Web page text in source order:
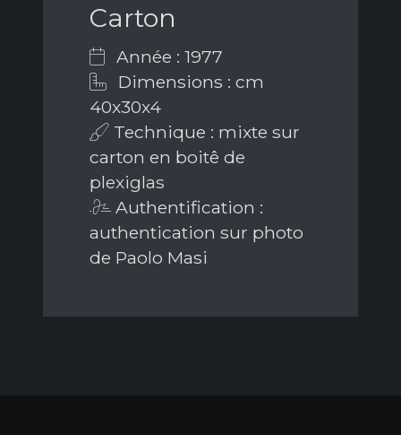
Carton
Année : 1977
Dimensions : cm
40x30x4
Technique : mixte sur
carton en boitê de
plexiglas
Authentification :
authentication sur photo
de Paolo Masi